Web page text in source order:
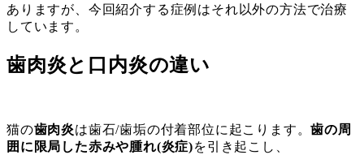
ありますが、今回紹介する症例はそれ以外の方法で治療
しています。
歯肉炎と口内炎の違い
猫の歯肉炎は歯石/歯垢の付着部位に起こります。歯の周
囲に限局した赤みや腫れ(炎症)を引き起こし、